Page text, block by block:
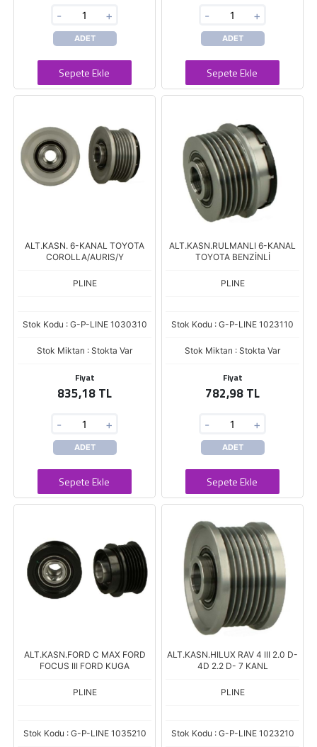
- +
ADET
Sepete Ekle
- +
ADET
Sepete Ekle
ALT.KASN. 6-KANAL TOYOTA
COROLLA/AURIS/Y
PLINE
Stok Kodu : G-P-LINE 1030310
Stok Miktarı : Stokta Var
Fiyat
835,18 TL
- +
ADET
Sepete Ekle
ALT.KASN.RULMANLI 6-KANAL
TOYOTA BENZİNLİ
PLINE
Stok Kodu : G-P-LINE 1023110
Stok Miktarı : Stokta Var
Fiyat
782,98 TL
- +
ADET
Sepete Ekle
ALT.KASN.FORD C MAX FORD
FOCUS III FORD KUGA
PLINE
Stok Kodu : G-P-LINE 1035210
ALT.KASN.HILUX RAV 4 III 2.0 D-
4D 2.2 D- 7 KANL
PLINE
Stok Kodu : G-P-LINE 1023210